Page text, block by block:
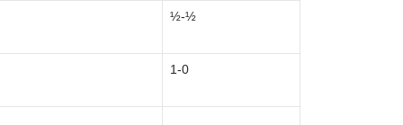
½-½
1-0